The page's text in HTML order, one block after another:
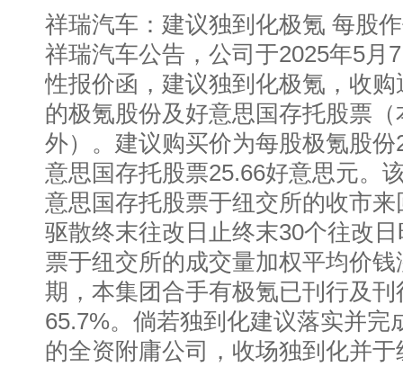
祥瑞汽车：建议独到化极氪 每股
祥瑞汽车公告，公司于2025年5月
性报价函，建议独到化极氪，收
的极氪股份及好意思国存托股票
外）。建议购买价为每股极氪股
意思国存托股票25.66好意思元。
意思国存托股票于纽交所的收市
驱散终末往改日止终末30个往改
票于纽交所的成交量加权平均价
期，本集团合手有极氪已刊行及
65.7%。倘若独到化建议落实并完
的全资附庸公司，收场独到化并